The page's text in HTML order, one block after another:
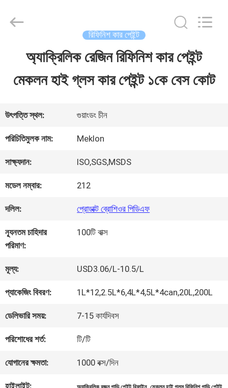
ভিডিও
আমাদের
সম্পর্কে
কারখানা
মান
নিয়ন্ত্রণ
Chemical
Reserved.
রিফিনিশ কার পেইন্ট
অ্যাক্রিলিক রেজিন রিফিনিশ কার পেইন্ট
মেকলন হাই গ্লস কার পেইন্ট ১কে বেস কোট
উৎপত্তি স্থল: গুয়াংডং চীন
পরিচিতিমুলক নাম: Meklon
সাক্ষ্যদান: ISO,SGS,MSDS
মডেল নম্বার: 212
দলিল: প্রোডাক্ট ব্রোশিওর পিডিএফ
ন্যূনতম চাহিদার
পরিমাণ:
100টি বাক্স
মূল্য: USD3.06/L-10.5/L
প্যাকেজিং বিবরণ: 1L*12,2.5L*6,4L*4,5L*4can,20L,200L
ডেলিভারি সময়: 7-15 কার্যদিবস
পরিশোধের শর্ত: টি/টি
যোগানের ক্ষমতা: 1000 বক্স/দিন